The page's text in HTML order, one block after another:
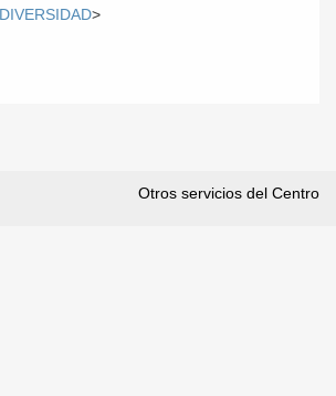
>
Otros servicios del Centro